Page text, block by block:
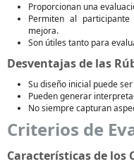
Proporcionan una
Permiten al
mejora.
Son útiles tanto para
Desventajas de las
Su diseño inicial puede
Pueden generar
No siempre capturan
Criterios de
Características de los